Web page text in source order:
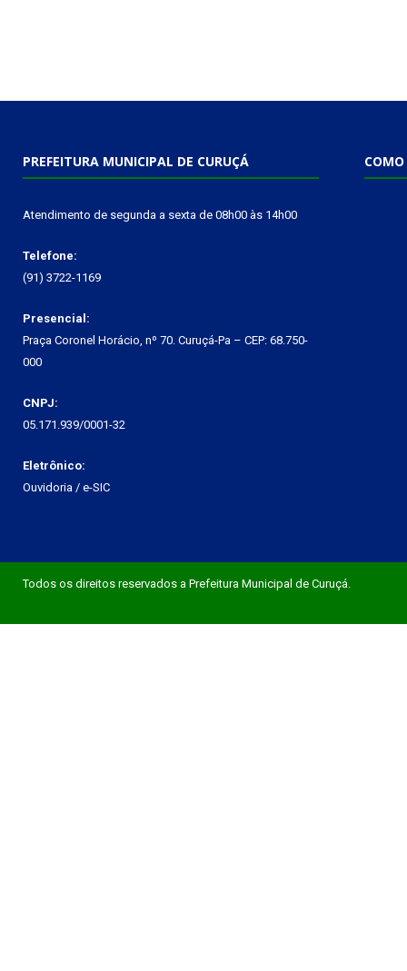
PREFEITURA MUNICIPAL DE CURUÇÁ
Atendimento de segunda a sexta de 08h00 às 14h00
Telefone:
(91) 3722-1169
Presencial:
Praça Coronel Horácio, nº 70. Curuçá-Pa – CEP: 68.750-
000
CNPJ:
05.171.939/0001-32
Eletrônico:
Ouvidoria / e-SIC
COMO
Todos os direitos reservados a Prefeitura Municipal de Curuçá.